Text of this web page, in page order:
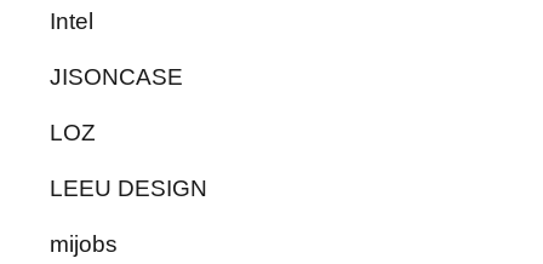
Intel
JISONCASE
LOZ
LEEU DESIGN
mijobs